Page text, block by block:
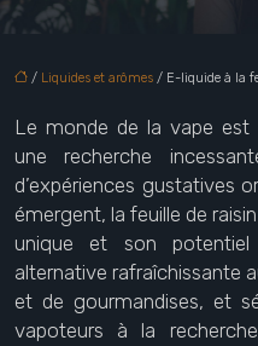
/ Liquides et arômes / E-liquide à la
Le monde de la vape
une recherche
d’expériences gustatives
émergent, la feuille de
unique et son
alternative rafraîchissante
et de gourmandises, et
vapoteurs à la